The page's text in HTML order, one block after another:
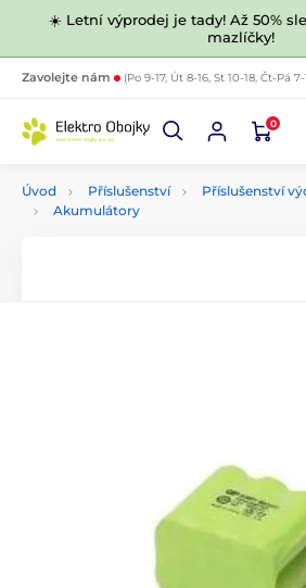
☀️ Letní výprodej je tady! Až 50%
mazlíčky!
Zavolejte nám (Po 9-17, Út 8-16, St 10-18, Čt-Pá 7-
0
Úvod Příslušenství
Příslušenství
Akumulátory